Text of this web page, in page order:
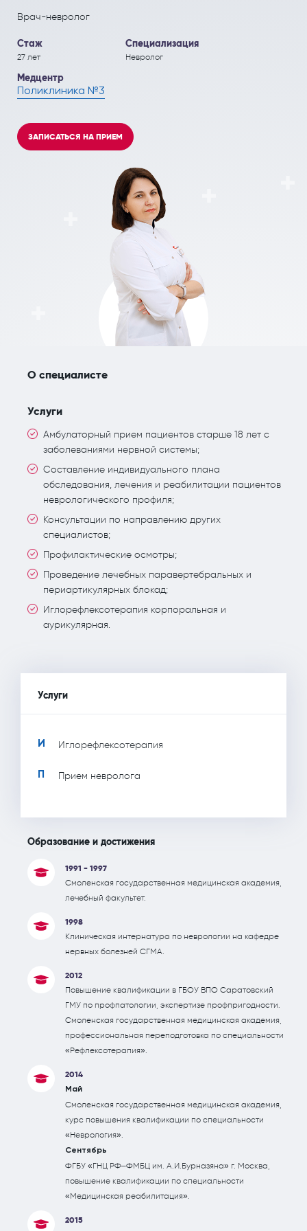
Кинезитерапия (ЛФК)
Мануальная терапия
Нефрология
Онкология
Остеопат и кинезиолог
Физиотерапия
Хирургия
Эндокринология
Врач-невролог
Стаж
27 лет
Специализация
Невролог
Медцентр
Поликлиника №3
ЗАПИСАТЬСЯ НА ПРИЕМ
О специалисте
Услуги
Амбулаторный прием пациентов старше 18 лет с
заболеваниями нервной системы;
Составление индивидуального плана
обследования, лечения и реабилитации пациентов
неврологического профиля;
Консультации по направлению других
специалистов;
Профилактические осмотры;
Проведение лечебных паравертебральных и
периартикулярных блокад;
Иглорефлексотерапия корпоральная и
аурикулярная.
Услуги
И Иглорефлексотерапия
П Прием невролога
Образование и достижения
1991 - 1997
Смоленская государственная медицинская академия,
лечебный факультет.
1998
Клиническая интернатура по неврологии на кафедре
нервных болезней СГМА.
2012
Повышение квалификации в ГБОУ ВПО Саратовский
ГМУ по профпатологии, экспертизе профпригодности.
Смоленская государственная медицинская академия,
профессиональная переподготовка по специальности
«Рефлексотерапия».
2014
Май
Смоленская государственная медицинская академия,
курс повышения квалификации по специальности
«Неврология».
Сентябрь
ФГБУ «ГНЦ РФ–ФМБЦ им. А.И.Бурназяна» г. Москва,
повышение квалификации по специальности
«Медицинская реабилитация».
2015